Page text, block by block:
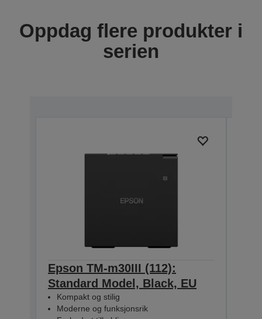
Oppdag flere produkter i
serien
Epson TM-m30III (112):
Standard Model, Black, EU
Kompakt og stilig
Moderne og funksjonsrik